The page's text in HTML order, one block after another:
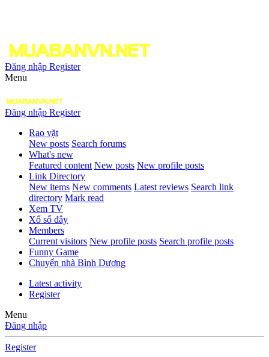
Đăng nhập Register
Menu
Đăng nhập Register
Rao vặt
New posts Search forums
What's new
Featured content New posts New profile posts
Link Directory
New items New comments Latest reviews Search link
directory Mark read
Xem TV
Xổ số đây
Members
Current visitors New profile posts Search profile posts
Funny Game
Chuyển nhà Bình Dương
Latest activity
Register
Menu
Đăng nhập
Register